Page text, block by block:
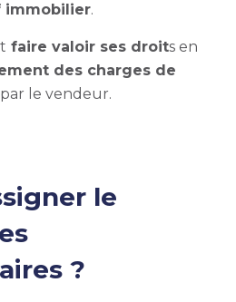
immobilier.
faire valoir ses droits en
des charges de
le vendeur.
le
?